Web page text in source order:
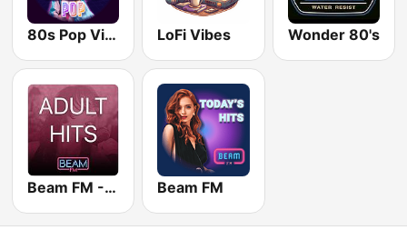
80s Pop Vibes LoFi Vibes Wonder 80's
Beam FM - Adult Hits Beam FM